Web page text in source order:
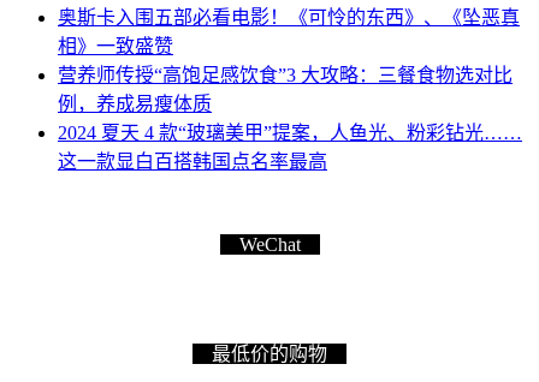
奥斯卡入围五部必看电影！《可怜的东西》、《坠恶真
相》一致盛赞
营养师传授“高饱足感饮食”3 大攻略：三餐食物选对比
例，养成易瘦体质
2024 夏天 4 款“玻璃美甲”提案，人鱼光、粉彩钻光……
这一款显白百搭韩国点名率最高
WeChat
最低价的购物